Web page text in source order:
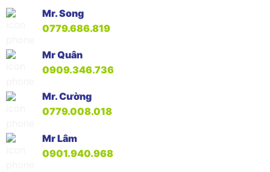
Mr. Song
0779.686.819
Mr Quân
0909.346.736
Mr. Cường
0779.008.018
Mr Lâm
0901.940.968